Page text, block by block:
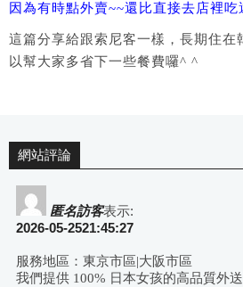
因為有時點外賣~~還比直接去店裡
這篇分享給跟索尼客一樣，長期住在
以幫大家多省下一些餐費囉^ ^
網站評論
匿名訪客表示:
2026-05-2521:45:27
服務地區：東京市區|大阪市區
我們提供 100% 日本女孩的高品質外